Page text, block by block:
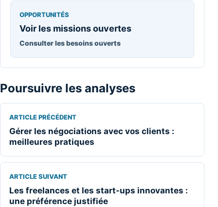
OPPORTUNITÉS
Voir les missions ouvertes
Consulter les besoins ouverts
Poursuivre les analyses
ARTICLE PRÉCÉDENT
Gérer les négociations avec vos clients :
meilleures pratiques
ARTICLE SUIVANT
Les freelances et les start-ups innovantes :
une préférence justifiée